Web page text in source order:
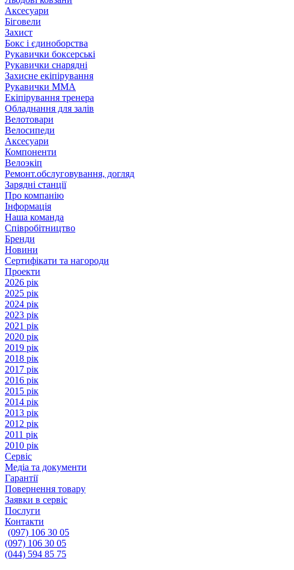
Аксесуари
Біговели
Захист
Бокс і єдиноборства
Рукавички боксерські
Рукавички снарядні
Захисне екіпірування
Рукавички ММА
Екіпірування тренера
Обладнання для залів
Велотовари
Велосипеди
Аксесуари
Компоненти
Велоэкіп
Ремонт.обслуговування, догляд
Зарядні станції
Про компанію
Інформація
Наша команда
Співробітництво
Бренди
Новини
Сертифікати та нагороди
Проекти
2026 рік
2025 рік
2024 рік
2023 рік
2021 рік
2020 рік
2019 рік
2018 рік
2017 рік
2016 рік
2015 рік
2014 рік
2013 рік
2012 рік
2011 рік
2010 рік
Сервіс
Медіа та документи
Гарантії
Повернення товару
Заявки в сервіс
Послуги
Контакти
(097) 106 30 05
(097) 106 30 05
(044) 594 85 75